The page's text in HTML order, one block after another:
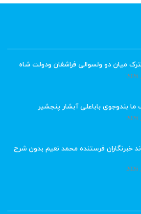
میان دو ولسوالی فراشغان ودولت شاه
ما بندوجوی باباعلی آبشار پنجشیر
خبرنگاران فرستنده محمد نعیم بدون شرح